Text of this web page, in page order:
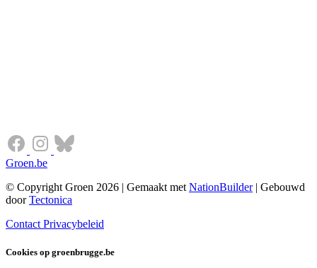
Groen.be
© Copyright Groen 2026 | Gemaakt metNationBuilder| Gebouwd
doorTectonica
ContactPrivacybeleid
Cookies op groenbrugge.be